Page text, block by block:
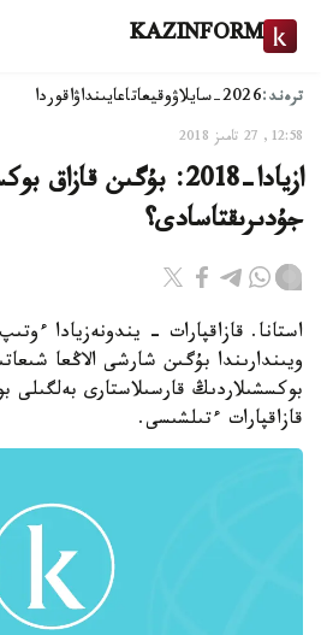
KAZINFORM
ترەند:2026-سايلاۋ وقيعاتاعايىنداۋاقوردا
12:58, 27 تامىز 2018
ازيادا-2018: بۇگىن
جۇدىرىقتاسادى؟
استانا. قازاقپارات - يندونەزيادا
ويىندارىندا بۇگىن شارشى الاڭعا
بوكسشىلاردىڭ قارسىلاستارى بەلگىلى
قازاقپارات ءتىلشىسى.